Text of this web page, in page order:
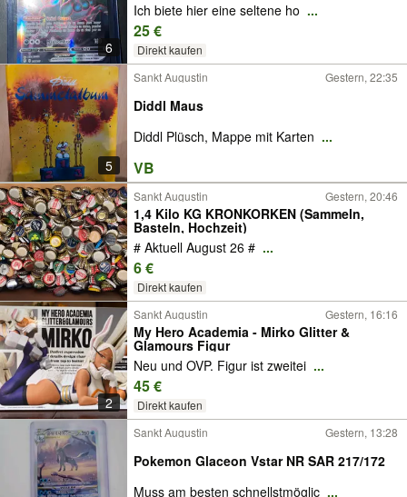
6
Ich biete hier eine seltene ho ...
25 €
Direkt kaufen
5
Sankt Augustin Gestern, 22:35
Diddl Maus
Diddl Plüsch, Mappe mit Karten ...
VB
Sankt Augustin Gestern, 20:46
1,4 Kilo KG KRONKORKEN (Sammeln,
Basteln, Hochzeit)
# Aktuell August 26 # ...
6 €
Direkt kaufen
2
Sankt Augustin Gestern, 16:16
My Hero Academia - Mirko Glitter &
Glamours Figur
Neu und OVP. Figur ist zweitei ...
45 €
Direkt kaufen
Sankt Augustin Gestern, 13:28
Pokemon Glaceon Vstar NR SAR 217/172
Muss am besten schnellstmöglic ...